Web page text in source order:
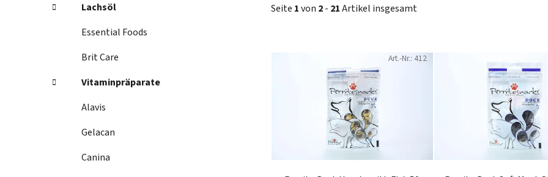
Lachsöl
Essential Foods
Brit Care
Vitaminpräparate
Alavis
Gelacan
Canina
Seite 1von 2- 21Artikel insgesamt
r
Art.-Nr.: 412